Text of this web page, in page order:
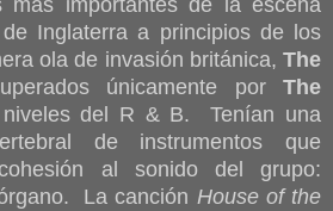
más importantes de la escena
Inglaterra a principios de los
ola de invasión británica, The
únicamente por The
del R & B. Tenían una
de instrumentos que
al sonido del grupo:
La canción House of the